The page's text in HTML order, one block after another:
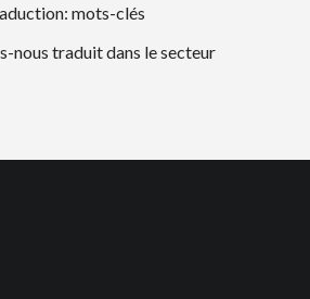
mots-clés
nous traduit dans le secteur